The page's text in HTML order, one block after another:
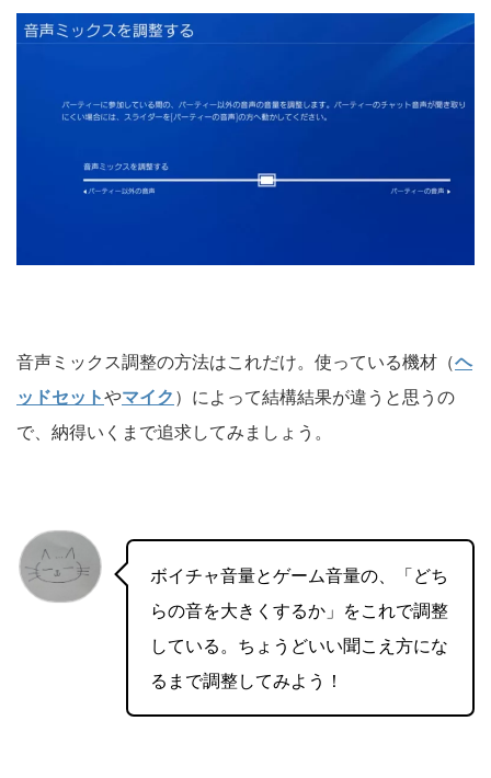
音声ミックス調整の方法はこれだけ。使っている機材（ヘ
ッドセットやマイク ）によって結構結果が違うと思うの
で、納得いくまで追求してみましょう。
ボイチャ音量とゲーム音量の、「どち
らの音を大きくするか」をこれで調整
している。ちょうどいい聞こえ方にな
るまで調整してみよう！